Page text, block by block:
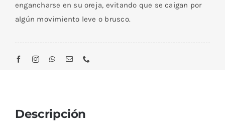
engancharse en su oreja, evitando que se caigan por
algún movimiento leve o brusco.
Descripción